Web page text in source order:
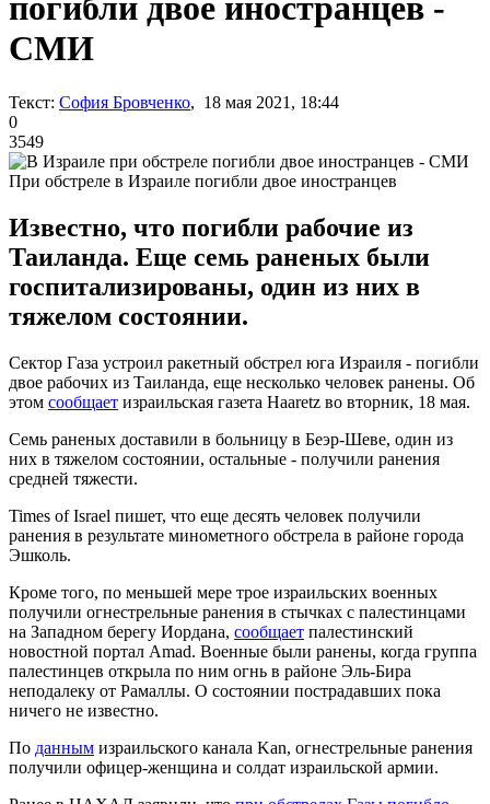
погибли двое иностранцев -
СМИ
Текст: София Бровченко, 18 мая 2021, 18:44
0
3549
При обстреле в Израиле погибли двое иностранцев
Известно, что погибли рабочие из
Таиланда. Еще семь раненых были
госпитализированы, один из них в
тяжелом состоянии.
Сектор Газа устроил ракетный обстрел юга Израиля - погибли
двое рабочих из Таиланда, еще несколько человек ранены. Об
этом сообщает израильская газета Haaretz во вторник, 18 мая.
Семь раненых доставили в больницу в Беэр-Шеве, один из
них в тяжелом состоянии, остальные - получили ранения
средней тяжести.
Times of Israel пишет, что еще десять человек получили
ранения в результате минометного обстрела в районе города
Эшколь.
Кроме того, по меньшей мере трое израильских военных
получили огнестрельные ранения в стычках с палестинцами
на Западном берегу Иордана, сообщает палестинский
новостной портал Amad. Военные были ранены, когда группа
палестинцев открыла по ним огнь в районе Эль-Бира
неподалеку от Рамаллы. О состоянии пострадавших пока
ничего не известно.
По данным израильского канала Kan, огнестрельные ранения
получили офицер-женщина и солдат израильской армии.